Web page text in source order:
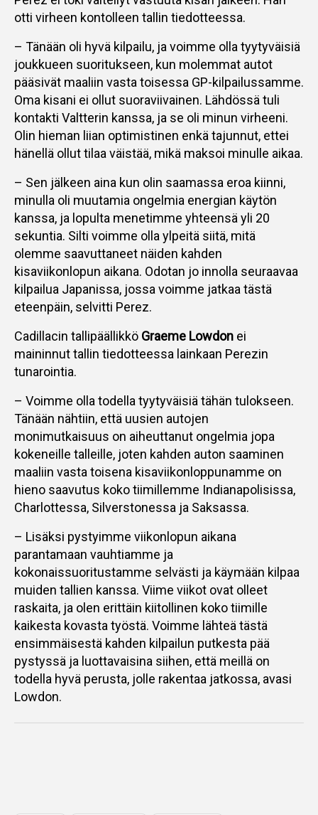
otti virheen kontolleen tallin tiedotteessa.
– Tänään oli hyvä kilpailu, ja voimme olla tyytyväisiä
joukkueen suoritukseen, kun molemmat autot
pääsivät maaliin vasta toisessa GP-kilpailussamme.
Oma kisani ei ollut suoraviivainen. Lähdössä tuli
kontakti Valtterin kanssa, ja se oli minun virheeni.
Olin hieman liian optimistinen enkä tajunnut, ettei
hänellä ollut tilaa väistää, mikä maksoi minulle aikaa.
– Sen jälkeen aina kun olin saamassa eroa kiinni,
minulla oli muutamia ongelmia energian käytön
kanssa, ja lopulta menetimme yhteensä yli 20
sekuntia. Silti voimme olla ylpeitä siitä, mitä
olemme saavuttaneet näiden kahden
kisaviikonlopun aikana. Odotan jo innolla seuraavaa
kilpailua Japanissa, jossa voimme jatkaa tästä
eteenpäin, selvitti Perez.
Cadillacin tallipäällikkö Graeme Lowdon ei
maininnut tallin tiedotteessa lainkaan Perezin
tunarointia.
– Voimme olla todella tyytyväisiä tähän tulokseen.
Tänään nähtiin, että uusien autojen
monimutkaisuus on aiheuttanut ongelmia jopa
kokeneille talleille, joten kahden auton saaminen
maaliin vasta toisena kisaviikonloppunamme on
hieno saavutus koko tiimillemme Indianapolisissa,
Charlottessa, Silverstonessa ja Saksassa.
– Lisäksi pystyimme viikonlopun aikana
parantamaan vauhtiamme ja
kokonaissuoritustamme selvästi ja käymään kilpaa
muiden tallien kanssa. Viime viikot ovat olleet
raskaita, ja olen erittäin kiitollinen koko tiimille
kaikesta kovasta työstä. Voimme lähteä tästä
ensimmäisestä kahden kilpailun putkesta pää
pystyssä ja luottavaisina siihen, että meillä on
todella hyvä perusta, jolle rakentaa jatkossa, avasi
Lowdon.